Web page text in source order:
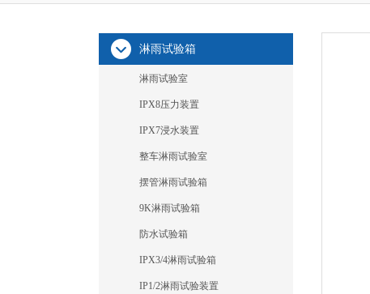
淋雨试验箱
淋雨试验室
IPX8压力装置
IPX7浸水装置
整车淋雨试验室
摆管淋雨试验箱
9K淋雨试验箱
防水试验箱
IPX3/4淋雨试验箱
IP1/2淋雨试验装置